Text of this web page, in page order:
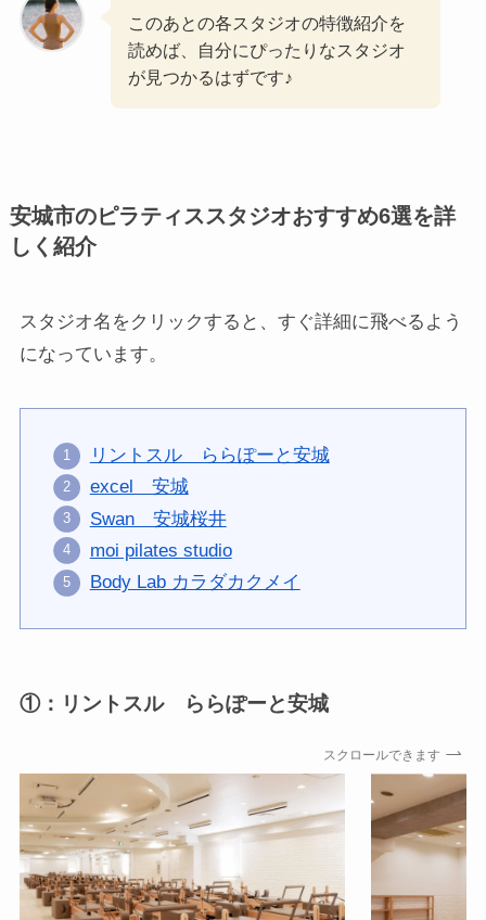
このあとの各スタジオの特徴紹介を
読めば、自分にぴったりなスタジオ
が見つかるはずです♪
安城市のピラティススタジオおすすめ6選を詳
しく紹介
スタジオ名をクリックすると、すぐ詳細に飛べるよう
になっています。
リントスル ららぽーと安城
excel 安城
Swan 安城桜井
moi pilates studio
Body Lab カラダカクメイ
①：リントスル ららぽーと安城
スクロールできます